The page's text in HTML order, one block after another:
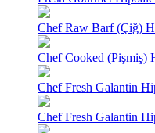
Chef Raw Barf (Çiğ)
Chef Cooked (Pişmiş)
Chef Fresh Galantin
Chef Fresh Galantin